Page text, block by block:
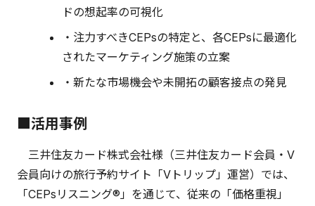
ドの想起率の可視化
・注力すべきCEPsの特定と、各CEPsに最適化
されたマーケティング施策の立案
・新たな市場機会や未開拓の顧客接点の発見
■活用事例
三井住友カード株式会社様（三井住友カード会員・V
会員向けの旅行予約サイト「Vトリップ」運営）では、
「CEPsリスニング®」を通じて、従来の「価格重視」